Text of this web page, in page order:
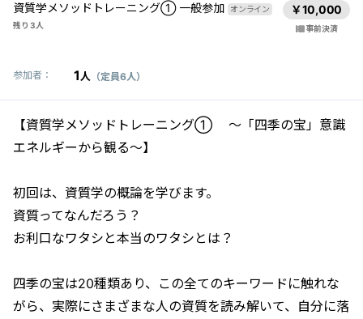
資質学メソッドトレーニング① 一般参加
オンライン
残り 3人
￥10,000
事前決済
参加者： 1人 （定員6人）
【資質学メソッドトレーニング① 〜「四季の宝」意識
エネルギーから観る〜】
初回は、資質学の概論を学びます。
資質ってなんだろう？
お利口なワタシと本当のワタシとは？
四季の宝は20種類あり、この全てのキーワードに触れな
がら、実際にさまざまな人の資質を読み解いて、自分に落